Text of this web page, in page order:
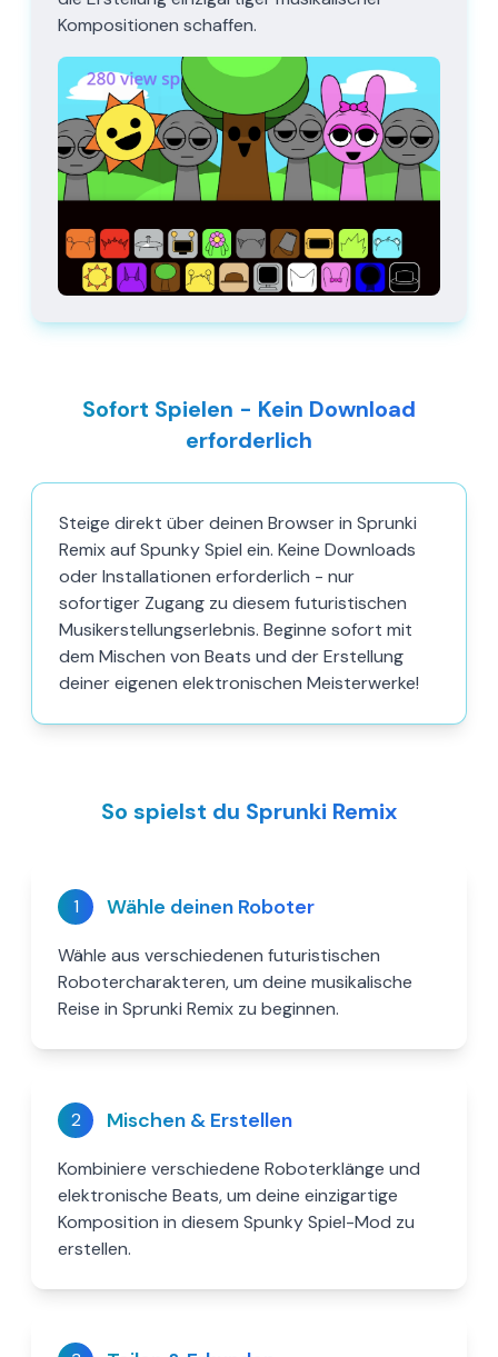
Kompositionen schaffen.
Sofort Spielen - Kein Download
erforderlich
Steige direkt über deinen Browser in Sprunki
Remix auf Spunky Spiel ein. Keine Downloads
oder Installationen erforderlich - nur
sofortiger Zugang zu diesem futuristischen
Musikerstellungserlebnis. Beginne sofort mit
dem Mischen von Beats und der Erstellung
deiner eigenen elektronischen Meisterwerke!
So spielst du Sprunki Remix
1 Wähle deinen Roboter
Wähle aus verschiedenen futuristischen
Robotercharakteren, um deine musikalische
Reise in Sprunki Remix zu beginnen.
2 Mischen & Erstellen
Kombiniere verschiedene Roboterklänge und
elektronische Beats, um deine einzigartige
Komposition in diesem Spunky Spiel-Mod zu
erstellen.